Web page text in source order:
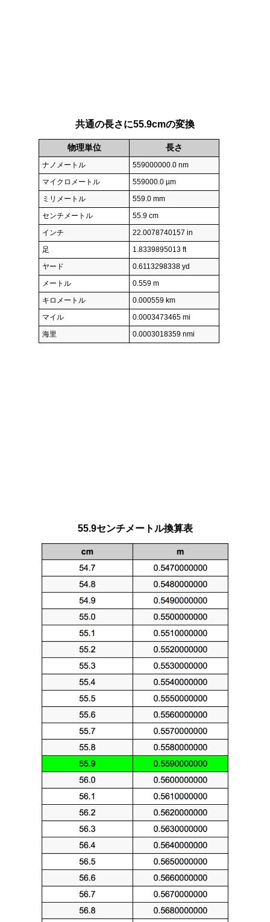
共通の長さに55.9cmの変換
物理単位 長さ
ナノメートル
559000000.0 nm
マイクロメートル
559000.0 µm
ミリメートル
559.0 mm
センチメートル
55.9 cm
インチ
22.0078740157 in
足
1.8339895013 ft
ヤード
0.6113298338 yd
メートル
0.559 m
キロメートル
0.000559 km
マイル
0.0003473465 mi
海里
0.0003018359 nmi
55.9センチメートル換算表